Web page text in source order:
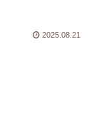
2025.08.21